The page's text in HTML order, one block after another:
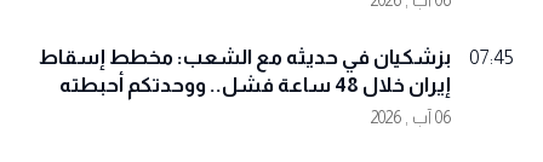
07:45
بزشكيان في حديثه مع الشعب: مخطط إسقاط
إيران خلال 48 ساعة فشل.. ووحدتكم أحبطته
06 آب , 2026